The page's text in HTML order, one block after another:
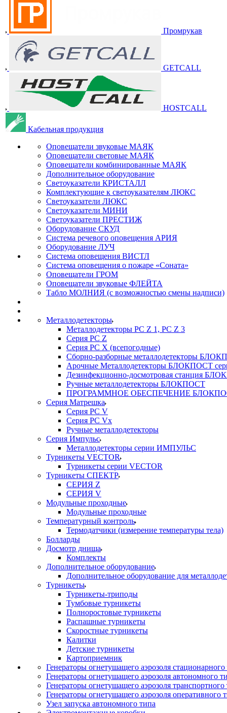
Промрукав
GETCALL
HOSTCALL
Кабельная продукция
Оповещатели звуковые МАЯК
Оповещатели световые МАЯК
Оповещатели комбинированные МАЯК
Дополнительное оборудование
Светоуказатели КРИСТАЛЛ
Комплектующие к светоуказателям ЛЮКС
Светоуказатели ЛЮКС
Светоуказатели МИНИ
Светоуказатели ПРЕСТИЖ
Оборудование СКУД
Система речевого оповещения АРИЯ
Оборудование ЛУЧ
Система оповещения ВИСТЛ
Система оповещения о пожаре «Соната»
Оповещатели ГРОМ
Оповещатели звуковые ФЛЕЙТА
Табло МОЛНИЯ (с возможностью смены надписи)
Металлодетекторы
Металлодетекторы РС Z 1, PC Z 3
Серия РС Z
Серия РС X (всепогодные)
Сборно-разборные металлодетекторы
Арочные Металлодетекторы БЛОКПОСТ
Дезинфекционно-досмотровая станция
Ручные металлодетекторы БЛОКПОСТ
ПРОГРАММНОЕ ОБЕСПЕЧЕНИЕ
Серия Матрешка
Серия PC V
Серия PC Vx
Ручные металлодетекторы
Серия Импульс
Металлодетекторы серии ИМПУЛЬС
Турникеты VECTOR
Турникеты серии VECTOR
Турникеты СПЕКТР
СЕРИЯ Z
СЕРИЯ V
Модульные проходные
Модульные проходные
Температурный контроль
Термодатчики (измерение температуры тела)
Болларды
Досмотр днища
Комплекты
Дополнительное оборудование
Дополнительное оборудование для
Турникеты
Турникеты-триподы
Тумбовые турникеты
Полноростовые турникеты
Распашные турникеты
Скоростные турникеты
Калитки
Детские турникеты
Картоприемник
Генераторы огнетушащего аэрозоля стационарного
Генераторы огнетушащего аэрозоля автономного
Генераторы огнетушащего аэрозоля транспортного
Генераторы огнетушащего аэрозоля оперативного
Узел запуска автономного типа